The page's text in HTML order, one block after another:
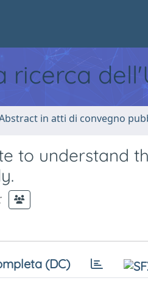
ricerca
in atti di convegno
to understand
(DC)